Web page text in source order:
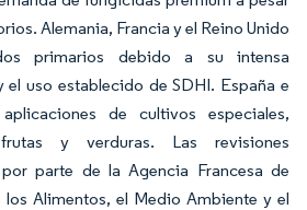
Alemania, Francia y el Reino Unido
primarios debido a su intensa
uso establecido de SDHI. España e
de cultivos especiales,
y verduras. Las revisiones
parte de la Agencia Francesa de
los Alimentos, el Medio Ambiente y el